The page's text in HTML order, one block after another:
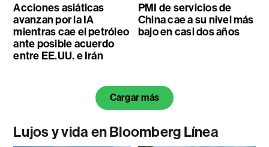
Acciones asiáticas
avanzan por la IA
mientras cae el petróleo
ante posible acuerdo
entre EE.UU. e Irán
PMI de servicios de
China cae a su nivel más
bajo en casi dos años
Cargar más
Lujos y vida en Bloomberg Línea